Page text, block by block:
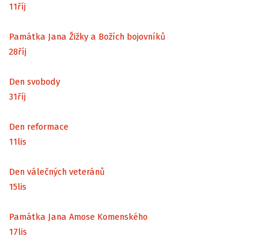
11říj
Památka Jana Žižky a Božích bojovníků
28říj
Den svobody
31říj
Den reformace
11lis
Den válečných veteránů
15lis
Památka Jana Amose Komenského
17lis